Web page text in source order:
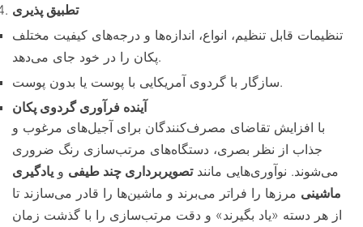
تطبیق پذیری
تنظیمات قابل تنظیم، انواع، اندازه‌ها و درجه‌های کیفیت مختلف
پکان را در خود جای می‌دهد.
سازگار با گردوی آمریکایی با پوست یا بدون پوست.
آینده فرآوری گردوی پکان
با افزایش تقاضای مصرف‌کنندگان برای آجیل‌های مرغوب و
جذاب از نظر بصری، دستگاه‌های مرتب‌سازی رنگ ضروری
می‌شوند. نوآوری‌هایی مانندتصویربرداری چند طیفی و یادگیری
ماشینی مرزها را فراتر می‌برند و ماشین‌ها را قادر می‌سازند تا
از هر دسته «یاد بگیرند» و دقت مرتب‌سازی را با گذشت زمان